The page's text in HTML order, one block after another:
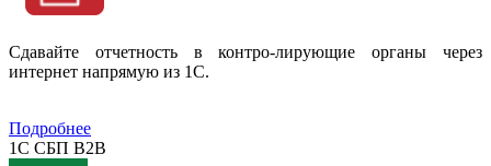
Сдавайте отчетность в контро-лирующие органы через
интернет напрямую из 1С.
Подробнее
1С СБП B2B